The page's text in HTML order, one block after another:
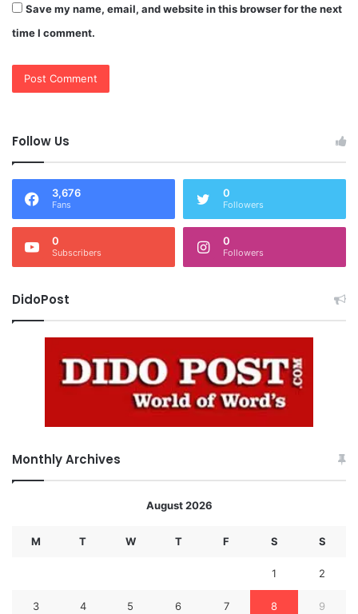
Save my name, email, and website in this browser for the next
time I comment.
Follow Us
3,676
Fans
0
Followers
0
Subscribers
0
Followers
DidoPost
Monthly Archives
August 2026
M T W T F S S
1 2
3 4 5 6 7 8 9